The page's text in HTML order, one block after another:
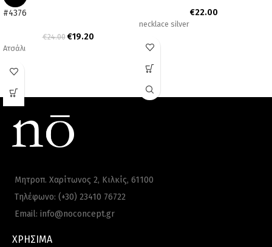
#4376
€24.00 €19.20
Ατσάλι
€22.00
necklace silver
Μητροπ. Χαρίτωνος 2, Κιλκίς, 61100
Τηλέφωνο: (+30) 23410 76722
Email: info@noconcept.gr
ΧΡΗΣΙΜΑ